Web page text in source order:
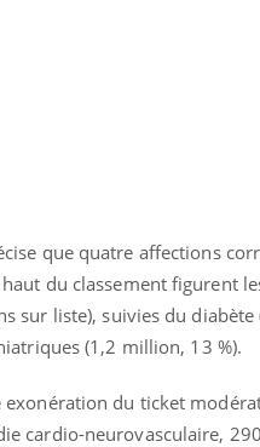
que quatre affections
du classement figurent
sur liste), suivies du
(1,2 million, 13 %).
exonération du ticket
cardio-neurovasculaire,